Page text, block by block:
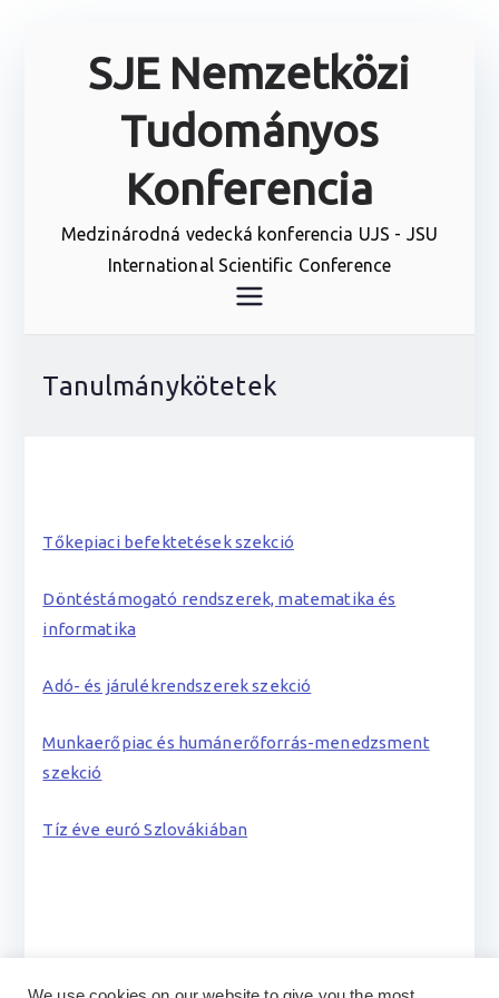
SJE Nemzetközi
Tudományos
Konferencia
Medzinárodná vedecká konferencia UJS - JSU
International Scientific Conference
Tanulmánykötetek
Tőkepiaci befektetések szekció
Döntéstámogató rendszerek, matematika és
informatika
Adó- és járulékrendszerek szekció
Munkaerőpiac és humánerőforrás-menedzsment
szekció
Tíz éve euró Szlovákiában